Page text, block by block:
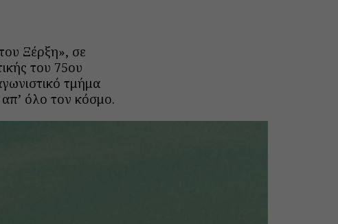
Ξέρξη», σε
του 75ου
τμήμα
όλο τον κόσμο.